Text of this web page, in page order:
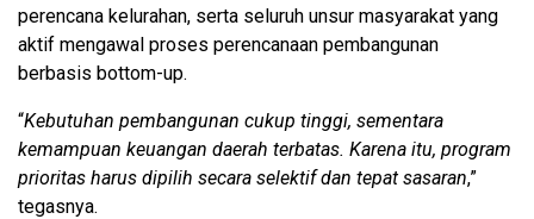
perencana kelurahan, serta seluruh unsur masyarakat yang
aktif mengawal proses perencanaan pembangunan
berbasis bottom-up.
“Kebutuhan pembangunan cukup tinggi, sementara
kemampuan keuangan daerah terbatas. Karena itu, program
prioritas harus dipilih secara selektif dan tepat sasaran,”
tegasnya.